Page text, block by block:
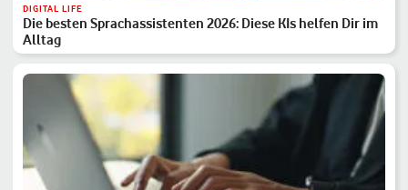
DIGITAL LIFE
Die besten Sprachassistenten 2026: Diese KIs helfen Dir im
Alltag